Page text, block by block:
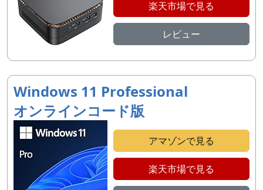
楽天市場で見る
レビュー
Windows 11 Professional
オンラインコード版
アマゾンで見る
楽天市場で見る